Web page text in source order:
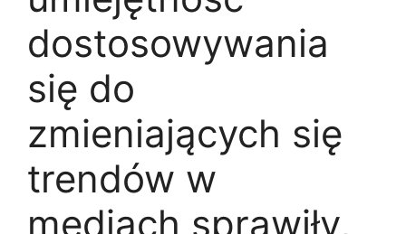
dostosowywania
się do
zmieniających się
trendów w
mediach sprawiły,